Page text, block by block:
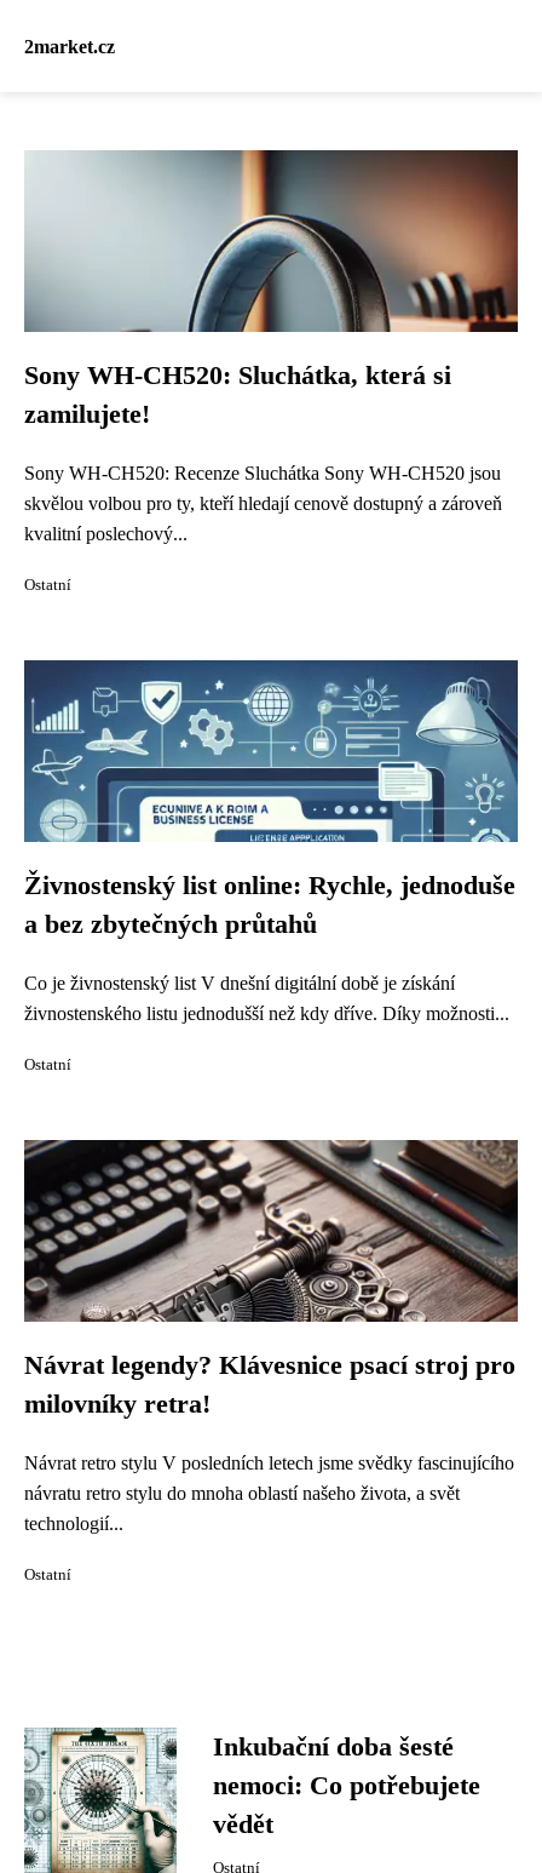
2market.cz
Sony WH-CH520: Sluchátka, která si
zamilujete!
Sony WH-CH520: Recenze Sluchátka Sony WH-CH520 jsou
skvělou volbou pro ty, kteří hledají cenově dostupný a zároveň
kvalitní poslechový...
Ostatní
Živnostenský list online: Rychle, jednoduše
a bez zbytečných průtahů
Co je živnostenský list V dnešní digitální době je získání
živnostenského listu jednodušší než kdy dříve. Díky možnosti...
Ostatní
Návrat legendy? Klávesnice psací stroj pro
milovníky retra!
Návrat retro stylu V posledních letech jsme svědky fascinujícího
návratu retro stylu do mnoha oblastí našeho života, a svět
technologií...
Ostatní
Inkubační doba šesté
nemoci: Co potřebujete
vědět
Ostatní